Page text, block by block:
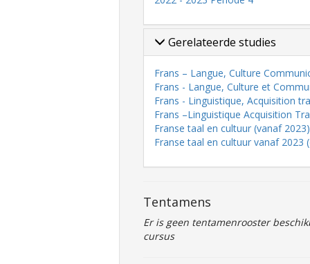
Gerelateerde studies
Frans – Langue, Culture
Frans - Langue, Culture et
Frans - Linguistique, Acquisition
Frans –Linguistique Acquisition
Franse taal en cultuur (vanaf 2023)
Franse taal en cultuur vanaf 2023
Tentamens
Er is geen tentamenrooster
cursus